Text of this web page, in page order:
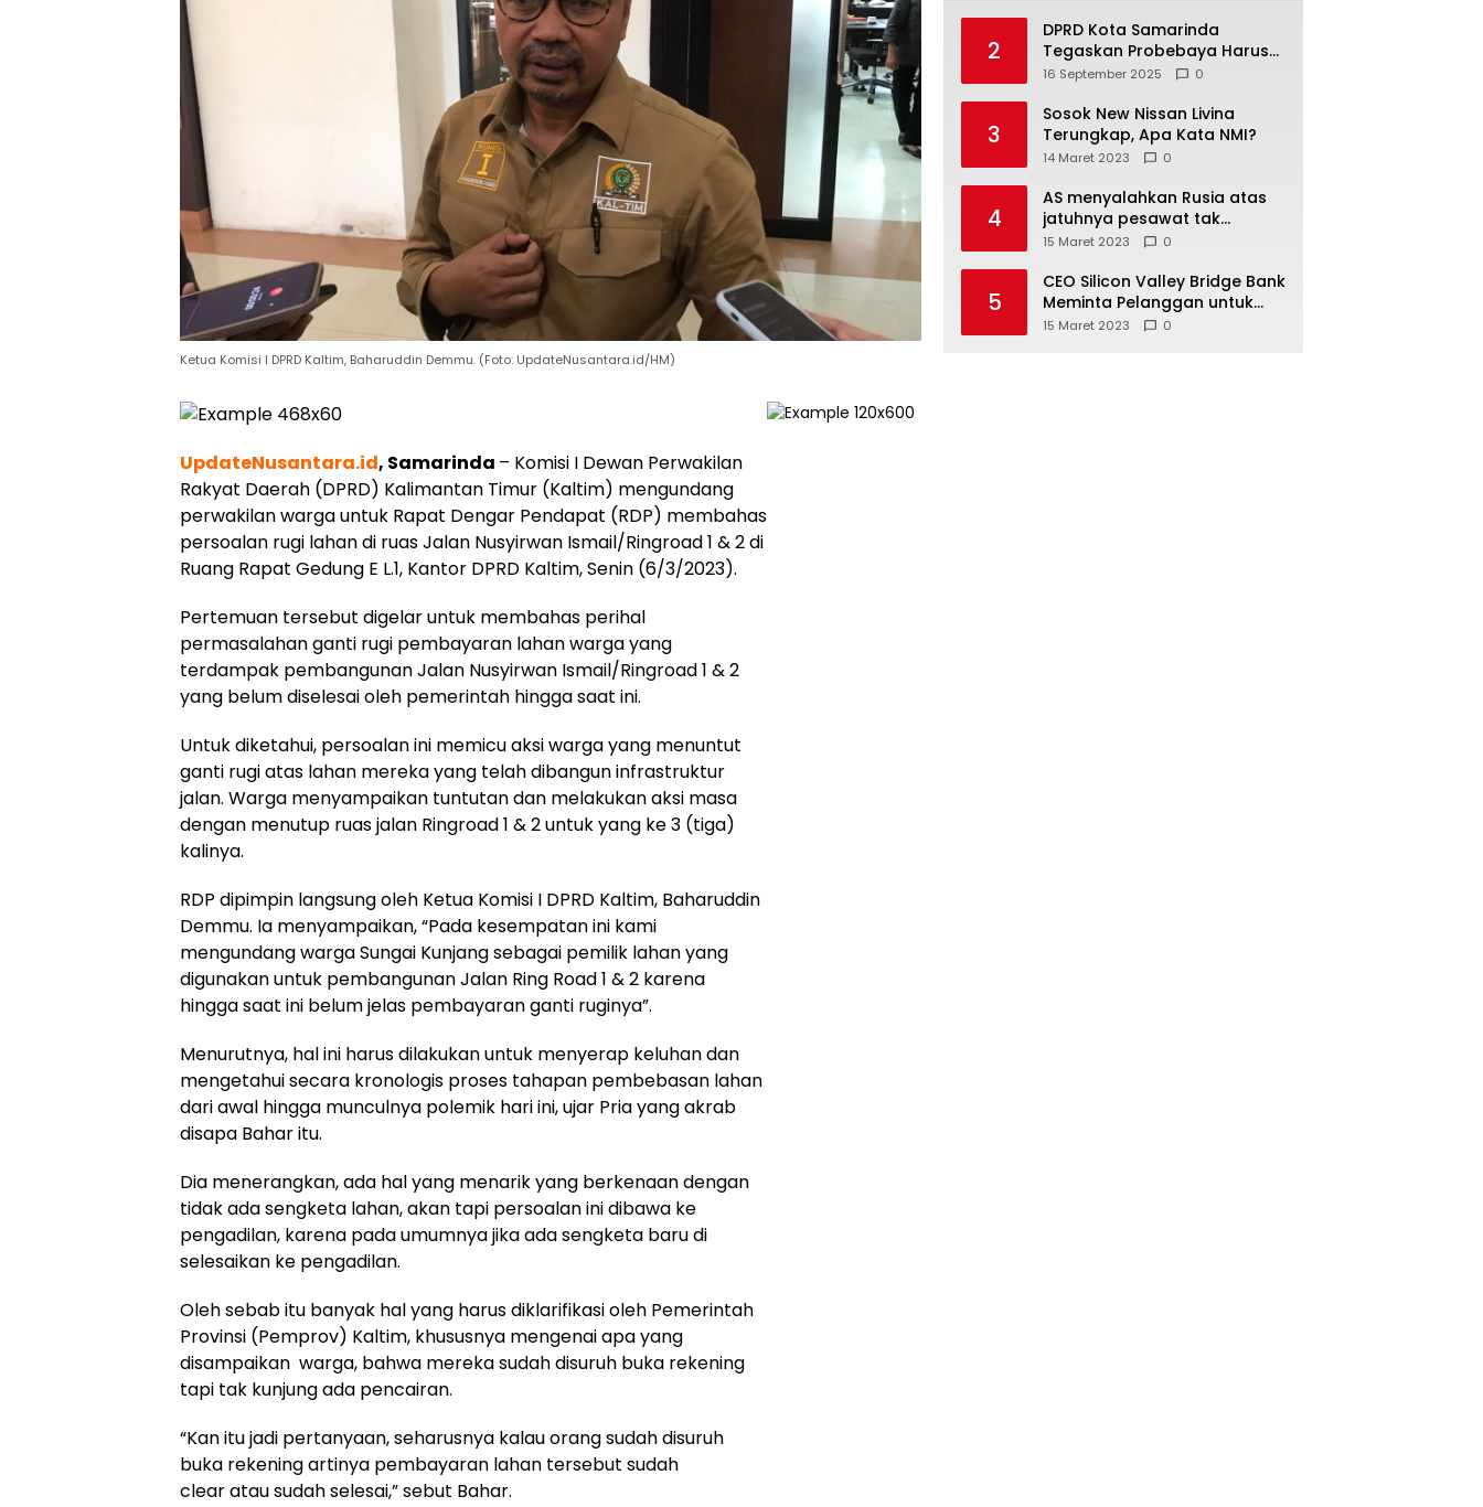
Ketua Komisi I DPRD Kaltim, Baharuddin Demmu. (Foto: UpdateNusantara.id/HM)
UpdateNusantara.id, Samarinda – Komisi I Dewan Perwakilan
Rakyat Daerah (DPRD) Kalimantan Timur (Kaltim) mengundang
perwakilan warga untuk Rapat Dengar Pendapat (RDP) membahas
persoalan rugi lahan di ruas Jalan Nusyirwan Ismail/Ringroad 1 & 2 di
Ruang Rapat Gedung E L.1, Kantor DPRD Kaltim, Senin (6/3/2023).
Pertemuan tersebut digelar untuk membahas perihal
permasalahan ganti rugi pembayaran lahan warga yang
terdampak pembangunan Jalan Nusyirwan Ismail/Ringroad 1 & 2
yang belum diselesai oleh pemerintah hingga saat ini.
Untuk diketahui, persoalan ini memicu aksi warga yang menuntut
ganti rugi atas lahan mereka yang telah dibangun infrastruktur
jalan. Warga menyampaikan tuntutan dan melakukan aksi masa
dengan menutup ruas jalan Ringroad 1 & 2 untuk yang ke 3 (tiga)
kalinya.
RDP dipimpin langsung oleh Ketua Komisi I DPRD Kaltim, Baharuddin
Demmu. Ia menyampaikan, “Pada kesempatan ini kami
mengundang warga Sungai Kunjang sebagai pemilik lahan yang
digunakan untuk pembangunan Jalan Ring Road 1 & 2 karena
hingga saat ini belum jelas pembayaran ganti ruginya”.
Menurutnya, hal ini harus dilakukan untuk menyerap keluhan dan
mengetahui secara kronologis proses tahapan pembebasan lahan
dari awal hingga munculnya polemik hari ini, ujar Pria yang akrab
disapa Bahar itu.
Dia menerangkan, ada hal yang menarik yang berkenaan dengan
tidak ada sengketa lahan, akan tapi persoalan ini dibawa ke
pengadilan, karena pada umumnya jika ada sengketa baru di
selesaikan ke pengadilan.
Oleh sebab itu banyak hal yang harus diklarifikasi oleh Pemerintah
Provinsi (Pemprov) Kaltim, khususnya mengenai apa yang
disampaikan warga, bahwa mereka sudah disuruh buka rekening
tapi tak kunjung ada pencairan.
“Kan itu jadi pertanyaan, seharusnya kalau orang sudah disuruh
buka rekening artinya pembayaran lahan tersebut sudah
clear atau sudah selesai,” sebut Bahar.
2
DPRD Kota Samarinda
Tegaskan Probebaya Harus
Tepat Sasaran, Bukan Hanya
16 September 2025 0
3
Sosok New Nissan Livina
Terungkap, Apa Kata NMI?
14 Maret 2023 0
4
AS menyalahkan Rusia atas
jatuhnya pesawat tak
berawak di Laut Hitam,
15 Maret 2023 0
5
CEO Silicon Valley Bridge Bank
Meminta Pelanggan untuk
menyetor ulang dana Mereka
15 Maret 2023 0